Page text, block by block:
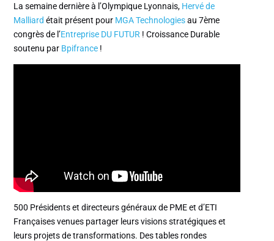
La semaine dernière à l’Olympique Lyonnais, Hervé de
Malliard était présent pour MGA Technologiesau 7ème
congrès de l’Entreprise DU FUTUR ! Croissance Durable
soutenu par Bpifrance !
500 Présidents et directeurs généraux de PME et d’ETI
Françaises venues partager leurs visions stratégiques et
leurs projets de transformations. Des tables rondes